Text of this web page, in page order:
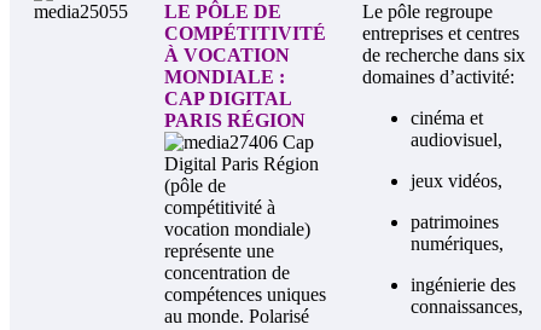
LE PÔLE DE
COMPÉTITIVITÉ
À VOCATION
MONDIALE :
CAP DIGITAL
PARIS RÉGION
Cap
Digital Paris Région
(pôle de
compétitivité à
vocation mondiale)
représente une
concentration de
compétences uniques
au monde. Polarisé
Le pôle regroupe
entreprises et centres
de recherche dans six
domaines d’activité:
cinéma et
audiovisuel,
jeux vidéos,
patrimoines
numériques,
ingénierie des
connaissances,